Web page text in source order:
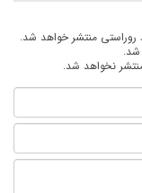
منتشر خواهد شد.
شد.
نخواهد شد.